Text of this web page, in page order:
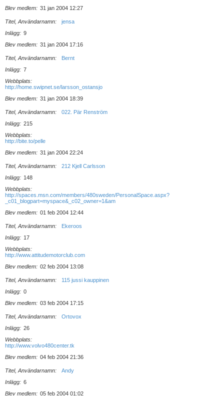
Blev medlem
31 jan 2004 12:27
Titel, Användarnamn
jensa
Inlägg
9
Blev medlem
31 jan 2004 17:16
Titel, Användarnamn
Bernt
Inlägg
7
Webbplats
http://home.swipnet.se/larsson_ostansjo
Blev medlem
31 jan 2004 18:39
Titel, Användarnamn
022. Pär Renström
Inlägg
215
Webbplats
http://bite.to/pelle
Blev medlem
31 jan 2004 22:24
Titel, Användarnamn
212 Kjell Carlsson
Inlägg
148
Webbplats
http://spaces.msn.com/members/480sweden/PersonalSpace.aspx?
_c01_blogpart=myspace&_c02_owner=1&am
Blev medlem
01 feb 2004 12:44
Titel, Användarnamn
Ekeroos
Inlägg
17
Webbplats
http://www.attitudemotorclub.com
Blev medlem
02 feb 2004 13:08
Titel, Användarnamn
115 jussi kauppinen
Inlägg
0
Blev medlem
03 feb 2004 17:15
Titel, Användarnamn
Ortovox
Inlägg
26
Webbplats
http://www.volvo480center.tk
Blev medlem
04 feb 2004 21:36
Titel, Användarnamn
Andy
Inlägg
6
Blev medlem
05 feb 2004 01:02